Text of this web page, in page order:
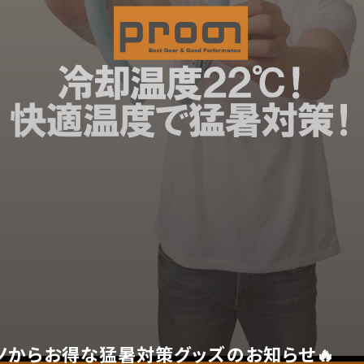
からお得な猛暑対策グッズのお知らせ🔥